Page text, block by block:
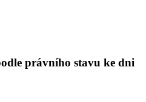
právního stavu ke dni